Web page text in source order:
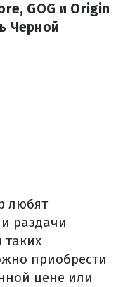
GOG и Origin
Черной
любят
раздачи
таких
приобрести
цене или